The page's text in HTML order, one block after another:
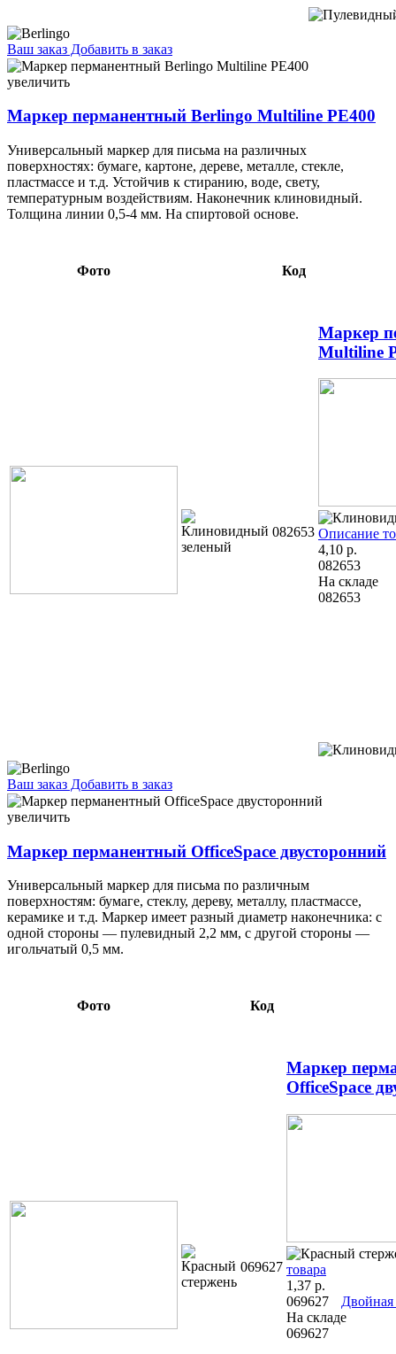
Ваш заказ Добавить в заказ
Маркер перманентный Berlingo Multiline PE400 черный 4,10
082653
увеличить
Маркер перманентный Berlingo Multiline PE400
Универсальный маркер для письма на различных
поверхностях: бумаге, картоне, дереве, металле, стекле,
пластмассе и т.д. Устойчив к стиранию, воде, свету,
температурным воздействиям. Наконечник клиновидный.
Толщина линии 0,5-4 мм. На спиртовой основе.
Фото Код
082653
Маркер
Multiline
Описание
4,10 р.
082653
На складе
082653
Ваш заказ Добавить в заказ
Маркер перманентный OfficeSpace двусторонний красный
1,37 069627
увеличить
Маркер перманентный OfficeSpace двусторонний
Универсальный маркер для письма по различным
поверхностям: бумаге, стеклу, дереву, металлу, пластмассе,
керамике и т.д. Маркер имеет разный диаметр наконечника: с
одной стороны — пулевидный 2,2 мм, с другой стороны —
игольчатый 0,5 мм.
Фото Код
069627
Маркер
OfficeSpace
товара
1,37 р.
069627
Двойная
На складе
069627